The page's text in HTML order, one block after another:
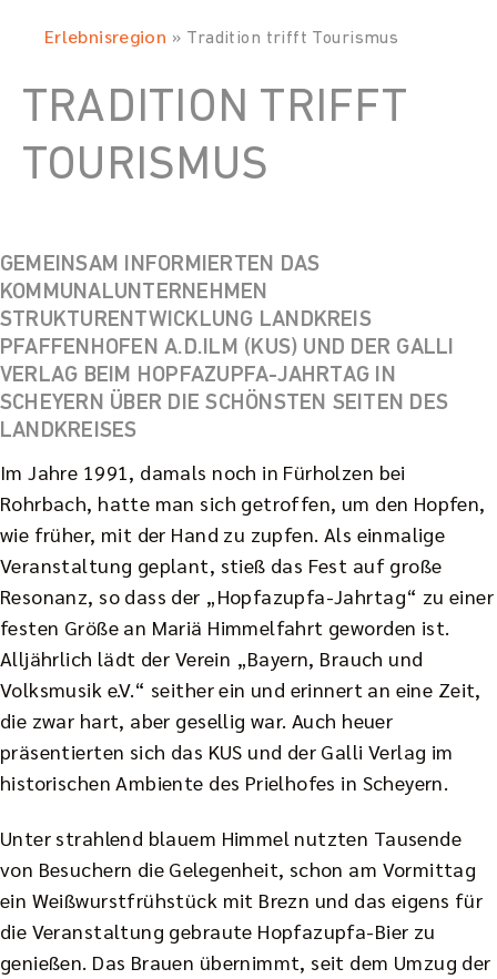
Erlebnisregion » Tradition trifft Tourismus
TRADITION TRIFFT
TOURISMUS
GEMEINSAM INFORMIERTEN DAS
KOMMUNALUNTERNEHMEN
STRUKTURENTWICKLUNG LANDKREIS
PFAFFENHOFEN A.D.ILM (KUS) UND DER GALLI
VERLAG BEIM HOPFAZUPFA-JAHRTAG IN
SCHEYERN ÜBER DIE SCHÖNSTEN SEITEN DES
LANDKREISES
Im Jahre 1991, damals noch in Fürholzen bei
Rohrbach, hatte man sich getroffen, um den Hopfen,
wie früher, mit der Hand zu zupfen. Als einmalige
Veranstaltung geplant, stieß das Fest auf große
Resonanz, so dass der „Hopfazupfa-Jahrtag“ zu einer
festen Größe an Mariä Himmelfahrt geworden ist.
Alljährlich lädt der Verein „Bayern, Brauch und
Volksmusik e.V.“ seither ein und erinnert an eine Zeit,
die zwar hart, aber gesellig war. Auch heuer
präsentierten sich das KUS und der Galli Verlag im
historischen Ambiente des Prielhofes in Scheyern.
Unter strahlend blauem Himmel nutzten Tausende
von Besuchern die Gelegenheit, schon am Vormittag
ein Weißwurstfrühstück mit Brezn und das eigens für
die Veranstaltung gebraute Hopfazupfa-Bier zu
genießen. Das Brauen übernimmt, seit dem Umzug der